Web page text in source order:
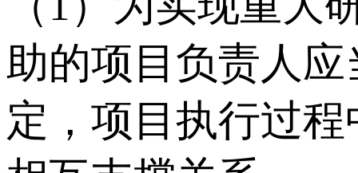
助的项目负责人
定，项目执行过